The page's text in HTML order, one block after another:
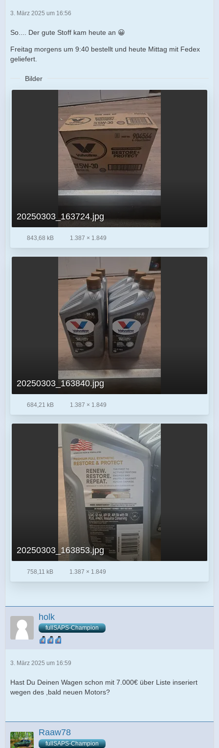
3. März 2025 um 16:56
So.... Der gute Stoff kam heute an 😀
Freitag morgens um 9:40 bestellt und heute Mittag mit Fedex
geliefert.
Bilder
20250303_163724.jpg
843,68 kB 1.387 × 1.849
20250303_163840.jpg
684,21 kB 1.387 × 1.849
20250303_163853.jpg
758,11 kB 1.387 × 1.849
holk
fullSAPS-Champion
3. März 2025 um 16:59
Hast Du Deinen Wagen schon mit 7.000€ über Liste inseriert
wegen des ,bald neuen Motors?
Raaw78
fullSAPS-Champion